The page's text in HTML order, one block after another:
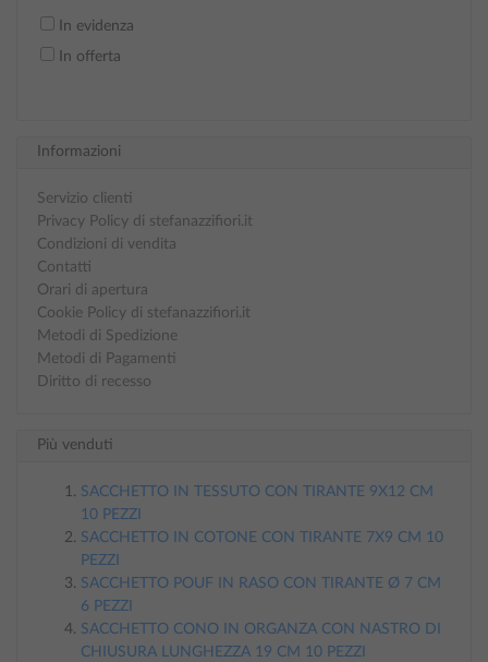
In evidenza
In offerta
Informazioni
Servizio clienti
Privacy Policy di stefanazzifiori.it
Condizioni di vendita
Contatti
Orari di apertura
Cookie Policy di stefanazzifiori.it
Metodi di Spedizione
Metodi di Pagamenti
Diritto di recesso
Più venduti
SACCHETTO IN TESSUTO CON TIRANTE 9X12 CM
10 PEZZI
SACCHETTO IN COTONE CON TIRANTE 7X9 CM 10
PEZZI
SACCHETTO POUF IN RASO CON TIRANTE Ø 7 CM
6 PEZZI
SACCHETTO CONO IN ORGANZA CON NASTRO DI
CHIUSURA LUNGHEZZA 19 CM 10 PEZZI